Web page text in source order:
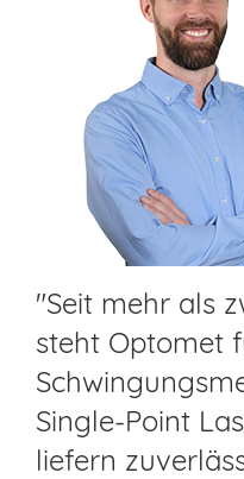
"Seit mehr als
steht Optomet
Single-Point
liefern